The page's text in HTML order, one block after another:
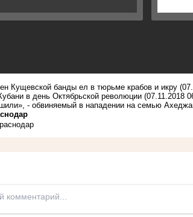
Кущевской банды ел в тюрьме крабов и икру
в день Октябрьской революции (07.11.2018
- обвиняемый в нападении на семью